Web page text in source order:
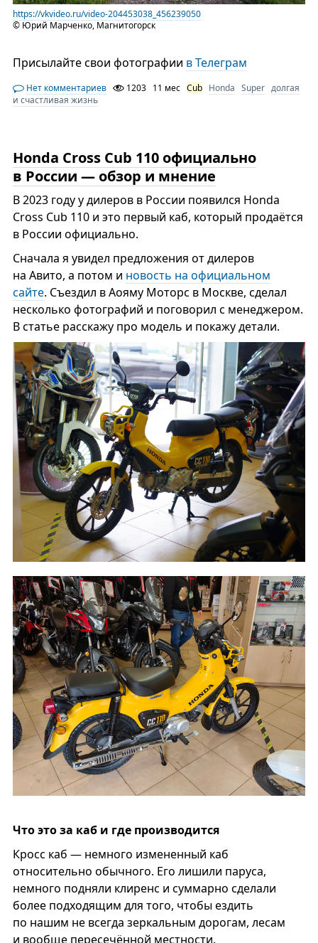
https://vkvideo.ru/video-204453038_456239050
© Юрий Марченко, Магнитогорск
Присылайте свои фотографии в Телеграм
Нет комментариев 1203 11 мес Cub Honda Super долгая
и счастливая жизнь
Honda Cross Cub 110 официально
в России — обзор и мнение
В 2023 году у дилеров в России появился Honda
Cross Cub 110 и это первый каб, который продаётся
в России официально.
Сначала я увидел предложения от дилеров
на Авито, а потом и новость на официальном
сайте. Съездил в Аояму Моторс в Москве, сделал
несколько фотографий и поговорил с менеджером.
В статье расскажу про модель и покажу детали.
Что это за каб и где производится
Кросс каб — немного измененный каб
относительно обычного. Его лишили паруса,
немного подняли клиренс и суммарно сделали
более подходящим для того, чтобы ездить
по нашим не всегда зеркальным дорогам, лесам
и вообще пересечённой местности.